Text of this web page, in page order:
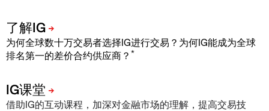
为何全球数十万交易者选择IG进行交易？为何IG能成为全球
排名第一的差价合约供应商？ *
借助IG的互动课程，加深对金融市场的理解，提高交易技